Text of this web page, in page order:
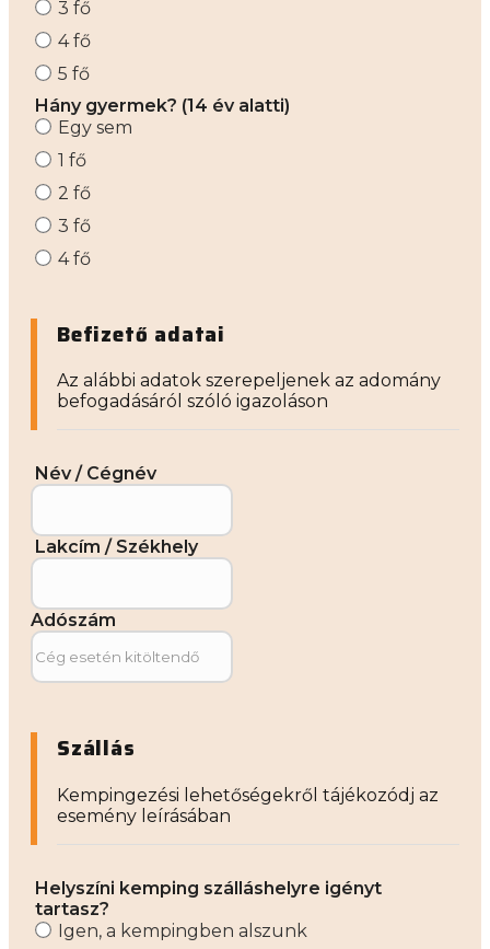
3 fő
4 fő
5 fő
Hány gyermek? (14 év alatti)
Egy sem
1 fő
2 fő
3 fő
4 fő
Befizető adatai
Az alábbi adatok szerepeljenek az adomány
befogadásáról szóló igazoláson
Név / Cégnév
Lakcím / Székhely
Adószám
Szállás
Kempingezési lehetőségekről tájékozódj az
esemény leírásában
Helyszíni kemping szálláshelyre igényt
tartasz?
Igen, a kempingben alszunk